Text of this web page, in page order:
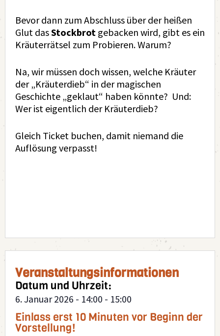
Bevor dann zum Abschluss über der heißen
Glut dasStockbrot gebacken wird, gibt es ein
Kräuterrätsel zum Probieren. Warum?
Na, wir müssen doch wissen, welche Kräuter
der „Kräuterdieb“ in der magischen
Geschichte „geklaut“ haben könnte? Und:
Wer ist eigentlich der Kräuterdieb?
Gleich Ticket buchen, damit niemand die
Auflösung verpasst!
Veranstaltungsinformationen
Datum und Uhrzeit:
6. Januar 2026 - 14:00 - 15:00
Einlass erst 10 Minuten vor Beginn der
Vorstellung!